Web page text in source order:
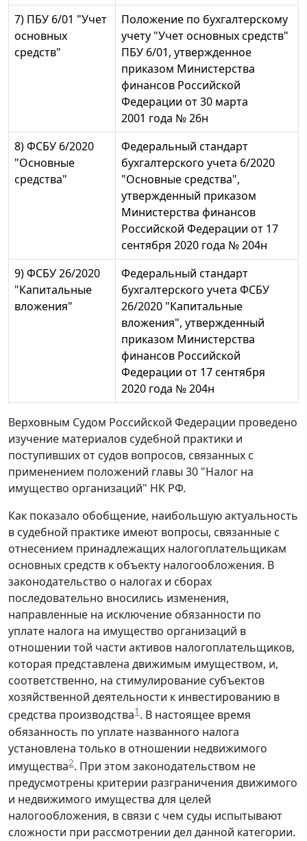
7) ПБУ 6/01 "Учет
основных
средств"
Положение по бухгалтерскому
учету "Учет основных средств"
ПБУ 6/01, утвержденное
приказом Министерства
финансов Российской
Федерации от 30 марта
2001 года № 26н
8) ФСБУ 6/2020
"Основные
средства"
Федеральный стандарт
бухгалтерского учета 6/2020
"Основные средства",
утвержденный приказом
Министерства финансов
Российской Федерации от 17
сентября 2020 года № 204н
9) ФСБУ 26/2020
"Капитальные
вложения"
Федеральный стандарт
бухгалтерского учета ФСБУ
26/2020 "Капитальные
вложения", утвержденный
приказом Министерства
финансов Российской
Федерации от 17 сентября
2020 года № 204н
Верховным Судом Российской Федерации проведено
изучение материалов судебной практики и
поступивших от судов вопросов, связанных с
применением положений главы 30 "Налог на
имущество организаций" НК РФ.
Как показало обобщение, наибольшую актуальность
в судебной практике имеют вопросы, связанные с
отнесением принадлежащих налогоплательщикам
основных средств к объекту налогообложения. В
законодательство о налогах и сборах
последовательно вносились изменения,
направленные на исключение обязанности по
уплате налога на имущество организаций в
отношении той части активов налогоплательщиков,
которая представлена движимым имуществом, и,
соответственно, на стимулирование субъектов
хозяйственной деятельности к инвестированию в
средства производства1 . В настоящее время
обязанность по уплате названного налога
установлена только в отношении недвижимого
имущества2. При этом законодательством не
предусмотрены критерии разграничения движимого
и недвижимого имущества для целей
налогообложения, в связи с чем суды испытывают
сложности при рассмотрении дел данной категории.